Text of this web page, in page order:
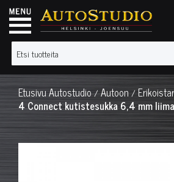
EtusivuAutostudio/Autoon /
4 Connect kutistesukka 6,4 mm